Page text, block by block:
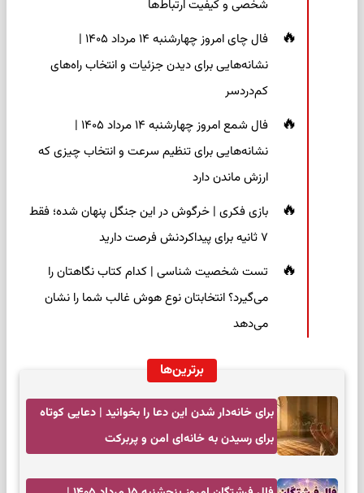
شخصی و کیفیت ارتباط‌ها
فال چای امروز چهارشنبه ۱۴ مرداد ۱۴۰۵ |
نشانه‌هایی برای دیدن جزئیات و انتخاب راه‌های
کم‌دردسر
فال شمع امروز چهارشنبه ۱۴ مرداد ۱۴۰۵ |
نشانه‌هایی برای تنظیم سرعت و انتخاب چیزی که
ارزش ماندن دارد
بازی فکری | خرگوش در این جنگل پنهان شده؛ فقط
۷ ثانیه برای پیداکردنش فرصت دارید
تست شخصیت شناسی | کدام کتاب نگاهتان را
می‌گیرد؟ انتخابتان نوع هوش غالب شما را نشان
می‌دهد
برترین‌ها
برای خانه‌دار شدن این دعا را بخوانید | دعایی کوتاه
برای رسیدن به خانه‌ای امن و پربرکت